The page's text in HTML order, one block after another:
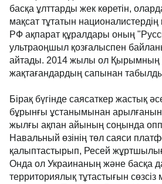
басқа ұлттарды жек көретін,
мақсат тұтатын
РФ ақпарат құралдары оның
ультраоңшыл қозғалыспен
айтады. 2014 жылы ол Қырымның
жақтағандардың сапынан
Бірақ бүгінде саясаткер жастық
бұрынғы ұстанымынан
жылғы ақпан айының соңында
Навальный өзінің төл саяси
қалыптастырып, Ресей
Онда ол Украинаның және басқа
территориялық тұтастығын сөзсіз